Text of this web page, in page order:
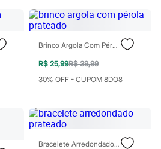
Brinco Argola Com Pérola Prateado
R$ 25,99R$ 39,99
30% OFF - CUPOM 8DO8
Bracelete Arredondado Prateado